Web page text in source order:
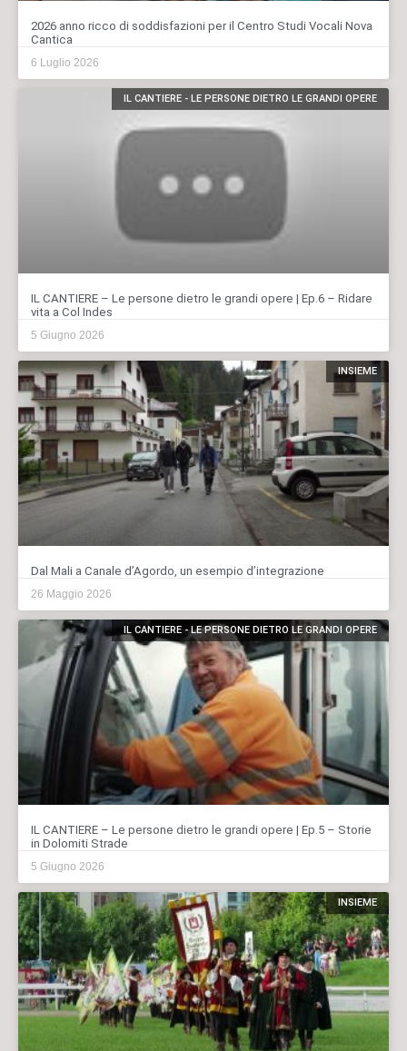
2026 anno ricco di soddisfazioni per il Centro Studi Vocali Nova
Cantica
6 Luglio 2026
IL CANTIERE - LE PERSONE DIETRO LE GRANDI OPERE
IL CANTIERE – Le persone dietro le grandi opere | Ep.6 – Ridare
vita a Col Indes
5 Giugno 2026
INSIEME
Dal Mali a Canale d’Agordo, un esempio d’integrazione
26 Maggio 2026
IL CANTIERE - LE PERSONE DIETRO LE GRANDI OPERE
IL CANTIERE – Le persone dietro le grandi opere | Ep.5 – Storie
in Dolomiti Strade
5 Giugno 2026
INSIEME